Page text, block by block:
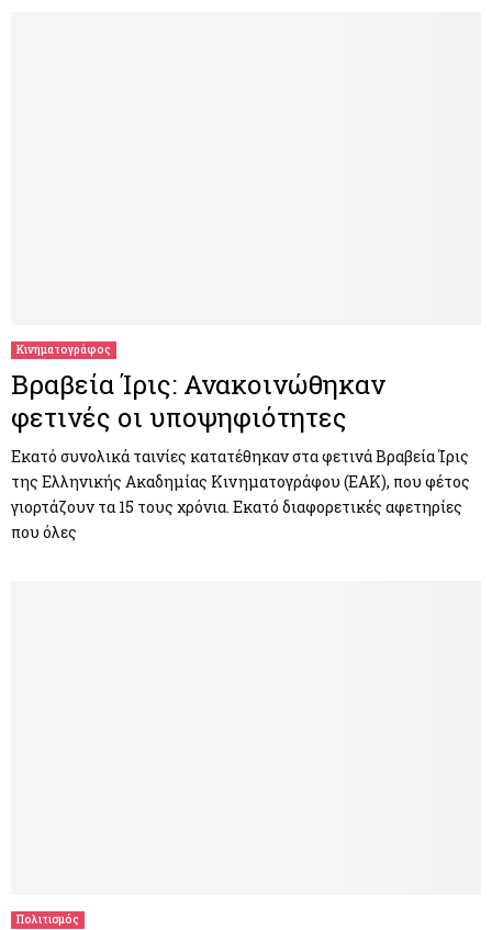
Κινηματογράφος
Βραβεία Ίρις: Ανακοινώθηκαν
φετινές οι υποψηφιότητες
Εκατό συνολικά ταινίες κατατέθηκαν στα φετινά Βραβεία Ίρις
της Ελληνικής Ακαδημίας Κινηματογράφου (ΕΑΚ), που φέτος
γιορτάζουν τα 15 τους χρόνια. Εκατό διαφορετικές αφετηρίες
που όλες
Πολιτισμός